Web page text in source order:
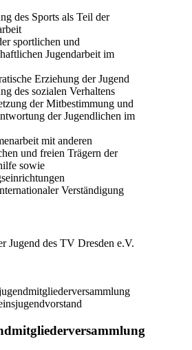
des Sports als Teil der
sportlichen und
Jugendarbeit im
Erziehung der Jugend
des sozialen Verhaltens
der Mitbestimmung und
der Jugendlichen im
mit anderen
und freien Trägern der
sowie
Verständigung
Jugend des TV Dresden e.V.